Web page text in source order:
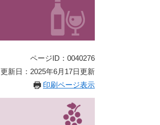
ページID：0040276
更新日：2025年6月17日更新
印刷ページ表示